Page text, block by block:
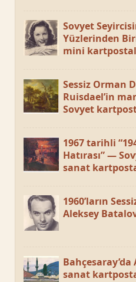
Sovyet
Yüzlerinden
mini
Sessiz Orman
Ruisdael’in
Sovyet
1967 tarihli
Hatırası” —
sanat
1960’ların
Aleksey
sanat